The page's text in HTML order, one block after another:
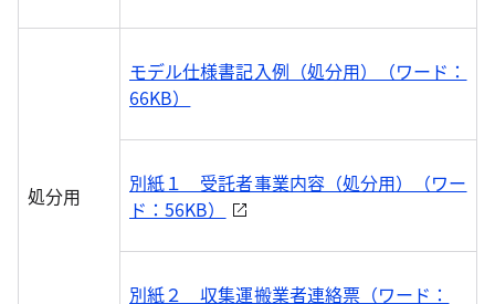
処分用
モデル仕様書記入例（処分用）（ワード：
66KB）
別紙１ 受託者事業内容（処分用）（ワー
ド：56KB）
別紙２ 収集運搬業者連絡票（ワード：